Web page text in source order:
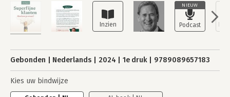
NIEUW
Gebonden Nederlands 2024 1e druk 9789089657183
Kies uw bindwijze